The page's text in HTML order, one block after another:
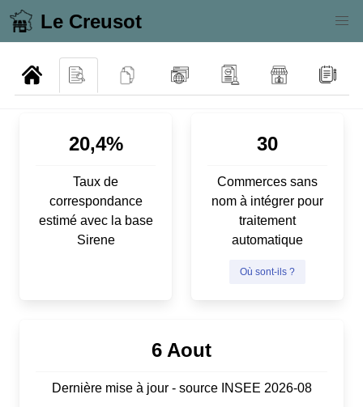
Le Creusot
20,4%
Taux de
correspondance
estimé avec la base
Sirene
30
Commerces sans
nom à intégrer pour
traitement
automatique
Où sont-ils ?
6 Aout
Dernière mise à jour - source INSEE 2026-08